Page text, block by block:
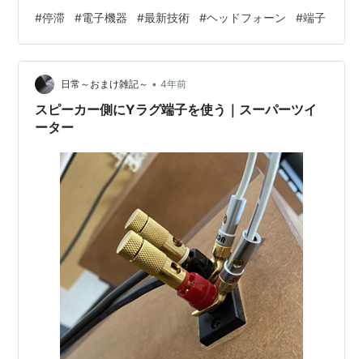
世間の動きに鈍感になって頭の中の 情報回路が停滞して
いるからだと思 い、早速大型の電子機器などの販売 店に
最新技術などの情報吸収？勉強？ にお出かけ・・。 コロ
ナもあって、大型販売店に来た のは何年振りだろう
か？・・ 中に入ると、記憶にあったフロアーと 商品配置
が、随分変わっていて…
#停滞 #電子機器 #最新技術 #ヘッドフォーン #端子
日常～おまけ雑記～ • 4年前
スピーカー側にYラグ端子を使う｜スーパーツイ
ーター